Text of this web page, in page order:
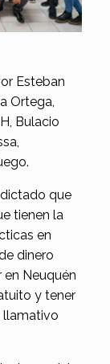
Esteban
Ortega,
Bulacio
que
tienen la
en
dinero
Neuquén
y tener
llamativo